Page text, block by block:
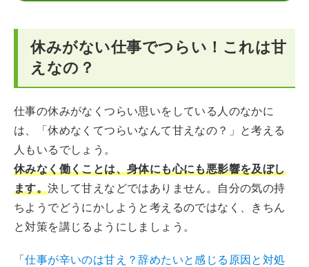
仕事の休みがない人が効率的に転職活動をするには？
こんなときどうする？休みがない仕事に関するFAQ
休みがない仕事でつらい！これは甘
えなの？
仕事の休みがなくつらい思いをしている人のなかに
は、「休めなくてつらいなんて甘えなの？」と考える
人もいるでしょう。
休みなく働くことは、身体にも心にも悪影響を及ぼし
ます。決して甘えなどではありません。自分の気の持
ちようでどうにかしようと考えるのではなく、きちん
と対策を講じるようにしましょう。
「仕事が辛いのは甘え？辞めたいと感じる原因と対処